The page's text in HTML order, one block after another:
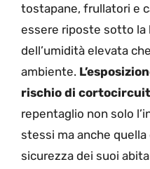
tostapane, frullatori e
essere riposte sotto la
dell’umidità elevata
ambiente.
rischio di
repentaglio non solo
stessi ma anche quella
sicurezza dei suoi